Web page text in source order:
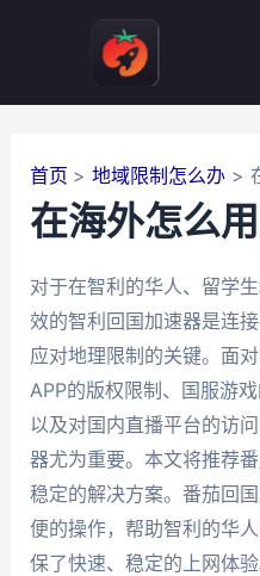
首页 地域限制怎么办
在海外怎么
对于在智利的华人、留学
效的智利回国加速器是连
应对地理限制的关键。面
APP的版权限制、国服游
以及对国内直播平台的访
器尤为重要。本文将推荐
稳定的解决方案。番茄回
便的操作，帮助智利的华
保了快速、稳定的上网体验